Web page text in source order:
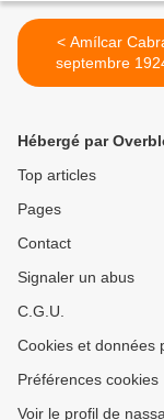
< Amílcar Cabral (12
septembre
janvier
Hébergé par
Top articles
Pages
Contact
Signaler un abus
C.G.U.
Cookies et données
Préférences cookies
Voir le profil de